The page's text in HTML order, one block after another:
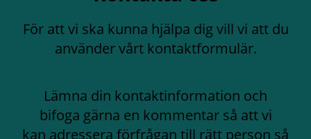
För att vi ska kunna hjälpa dig vill vi att du
använder vårt kontaktformulär.
Lämna din kontaktinformation och
bifoga gärna en kommentar så att vi
kan adressera förfrågan till rätt person så